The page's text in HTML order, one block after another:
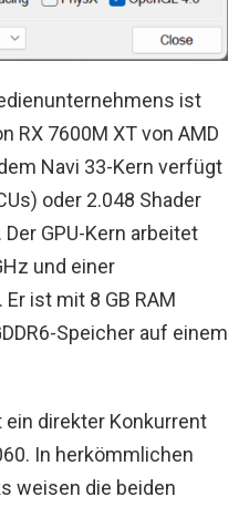
ist
RX 7600M XT von AMD
Navi 33-Kern verfügt
oder 2.048 Shader
GPU-Kern arbeitet
und einer
ist mit 8 GB RAM
Speicher auf einem
ein direkter Konkurrent
In herkömmlichen
weisen die beiden